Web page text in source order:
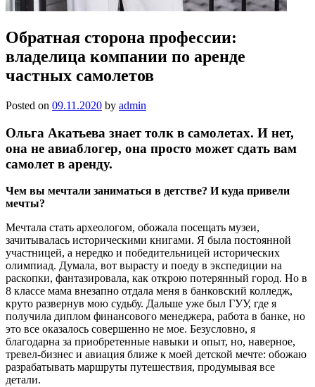
Обратная сторона профессии:
владелица компании по аренде
частных самолетов
Posted on 09.11.2020 by admin
Ольга Акатьева знает толк в самолетах. И нет,
она не авиаблогер, она просто может сдать вам
самолет в аренду.
Чем вы мечтали заниматься в детстве? И куда привели
мечты?
Мечтала стать археологом, обожала посещать музеи,
зачитывалась историческими книгами. Я была постоянной
участницей, а нередко и победительницей исторических
олимпиад. Думала, вот вырасту и поеду в экспедиции на
раскопки, фантазировала, как открою потерянный город. Но в
8 классе мама внезапно отдала меня в банковский колледж,
круто развернув мою судьбу. Дальше уже был ГУУ, где я
получила диплом финансового менеджера, работа в банке, но
это все оказалось совершенно не мое. Безусловно, я
благодарна за приобретенные навыки и опыт, но, наверное,
тревел-бизнес и авиация ближе к моей детской мечте: обожаю
разрабатывать маршруты путешествия, продумывая все
детали.